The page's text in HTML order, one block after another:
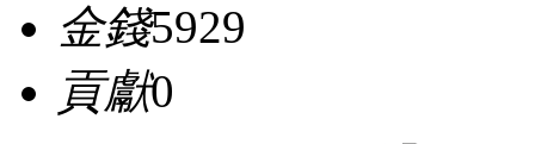
金錢5929
貢獻0